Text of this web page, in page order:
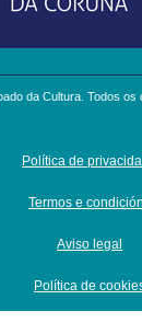
da Cultura. Todos os
Política de
Termos e
Aviso legal
Política de